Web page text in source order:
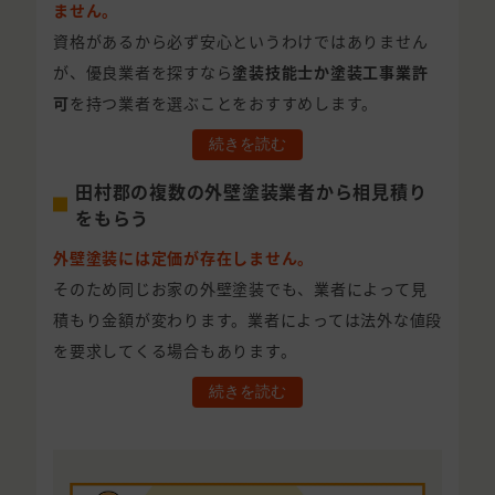
ません。
資格があるから必ず安心というわけではありません
が、優良業者を探すなら塗装技能士か塗装工事業許
可 を持つ業者を選ぶことをおすすめします。
続きを読む
田村郡の複数の外壁塗装業者から相見積り
をもらう
外壁塗装には定価が存在しません。
そのため同じお家の外壁塗装でも、業者によって見
積もり金額が変わります。業者によっては法外な値段
を要求してくる場合もあります。
続きを読む